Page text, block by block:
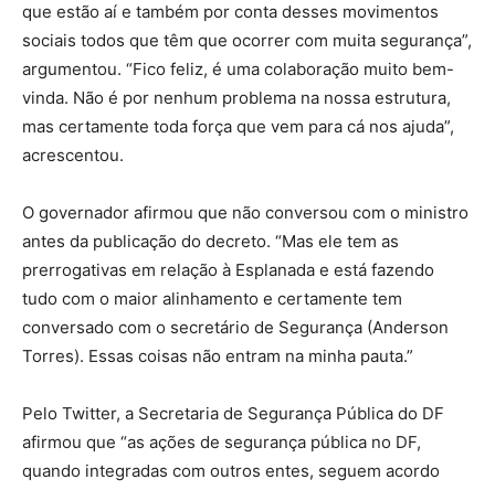
que estão aí e também por conta desses movimentos
sociais todos que têm que ocorrer com muita segurança”,
argumentou. “Fico feliz, é uma colaboração muito bem-
vinda. Não é por nenhum problema na nossa estrutura,
mas certamente toda força que vem para cá nos ajuda”,
acrescentou.
O governador afirmou que não conversou com o ministro
antes da publicação do decreto. “Mas ele tem as
prerrogativas em relação à Esplanada e está fazendo
tudo com o maior alinhamento e certamente tem
conversado com o secretário de Segurança (Anderson
Torres). Essas coisas não entram na minha pauta.”
Pelo Twitter, a Secretaria de Segurança Pública do DF
afirmou que “as ações de segurança pública no DF,
quando integradas com outros entes, seguem acordo